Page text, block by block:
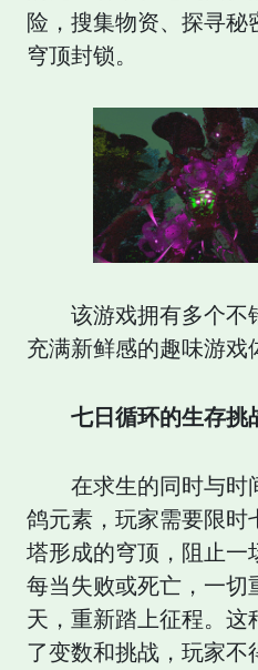
险，搜集物资、探寻秘
穹顶封锁。
该游戏拥有多个不
充满新鲜感的趣味游戏
七日循环的生存挑
在求生的同时与时
鸽元素，玩家需要限时
塔形成的穹顶，阻止一
每当失败或死亡，一切
天，重新踏上征程。这
了变数和挑战，玩家不